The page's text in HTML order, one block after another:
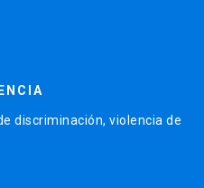
discriminación, violencia de